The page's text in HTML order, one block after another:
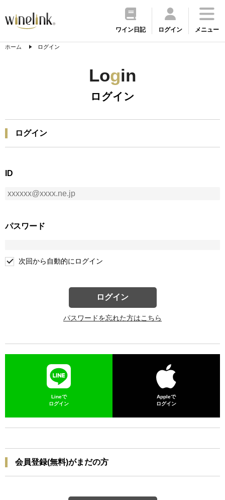
ワイン日記 ログイン メニュー
ホーム ログイン
Login
ログイン
ログイン
ID
パスワード
次回から自動的にログイン
ログイン
パスワードを忘れた方はこちら
Lineで
ログイン
Appleで
ログイン
会員登録(無料)がまだの方